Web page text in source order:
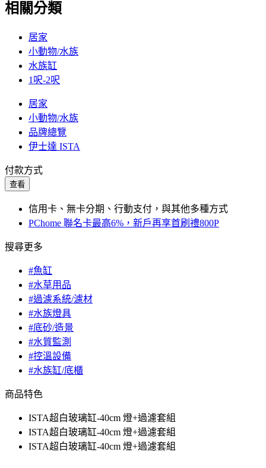
相關分類
居家
小動物/水族
水族缸
1呎-2呎
居家
小動物/水族
品牌總覽
伊士達 ISTA
付款方式
查看
信用卡、無卡分期、行動支付，與其他多種方式
PChome 聯名卡最高6%，新戶再享首刷禮800P
搜尋更多
#魚缸
#水草用品
#過濾系統/濾材
#水族燈具
#底砂/造景
#水質監測
#控溫設備
#水族缸/底櫃
商品特色
ISTA超白玻璃缸-40cm 燈+過濾套組
ISTA超白玻璃缸-40cm 燈+過濾套組
ISTA超白玻璃缸-40cm 燈+過濾套組